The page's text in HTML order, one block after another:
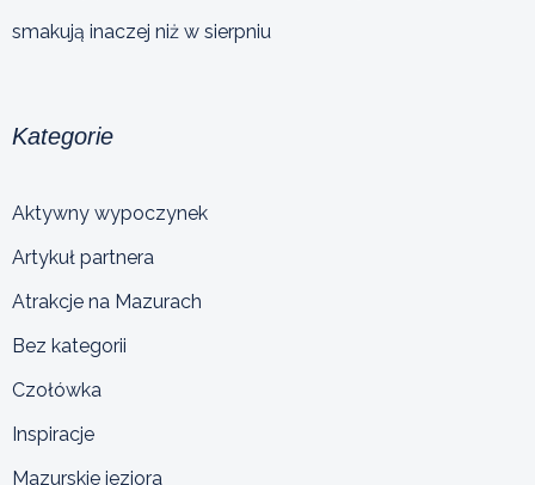
smakują inaczej niż w sierpniu
Kategorie
Aktywny wypoczynek
Artykuł partnera
Atrakcje na Mazurach
Bez kategorii
Czołówka
Inspiracje
Mazurskie jeziora